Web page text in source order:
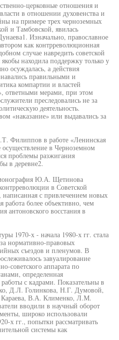
церковные отношения и
в отношении духовенства и
на примере трех черноземных
и Тамбовской, явилась
Изначально, православное
как контрреволюционная
случае навредить советской
находила поддержку только у
осуждалась, а действия
правильными и
компартии и властей
ответными мерами, при этом
преследовались не за
деятельность.
«наказание» или выдавались за
Филиппов в работе «Ленинская
в Черноземном
проблемы разжигания
в деревне2.
Ю.А. Щетинова
в Советской
с привлечением новых
более объективно, чем
антоновского восстания в
1970-х - начала 1980-х гг. стала
нормативно-правовых
съездов и пленумов. В
завуалирование
советского аппарата по
определенная
с кадрами. Показательны в
Д.Л. Голинкова, Н.Г. Думовой,
В.А. Клименко, Л.М.
вводили в научный оборот
широко использовали
х гг., попытки рассматривать
системы как